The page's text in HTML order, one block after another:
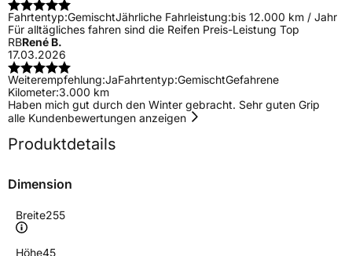
Fahrtentyp:GemischtJährliche Fahrleistung:bis 12.000 km / Jahr
Für alltägliches fahren sind die Reifen Preis-Leistung Top
RBRené B.
17.03.2026
Weiterempfehlung:JaFahrtentyp:GemischtGefahrene
Kilometer:3.000 km
Haben mich gut durch den Winter gebracht. Sehr guten Grip
alle Kundenbewertungen anzeigen
Produktdetails
Dimension
Breite255
Höhe45